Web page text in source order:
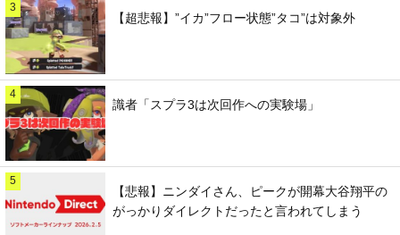
3
【超悲報】”イカ”フロー状態”タコ”は対象外
4
識者「スプラ3は次回作への実験場」
5
【悲報】ニンダイさん、ピークが開幕大谷翔平の
がっかりダイレクトだったと言われてしまう